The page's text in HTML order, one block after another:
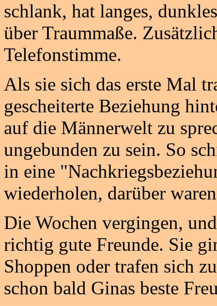
schlank, hat langes,
über Traummaße.
Telefonstimme.
Als sie sich das erste Mal
gescheiterte Beziehung
auf die Männerwelt zu
ungebunden zu sein. So
in eine
wiederholen, darüber
Die Wochen vergingen,
richtig gute Freunde. Sie
Shoppen oder trafen sich
schon bald Ginas beste